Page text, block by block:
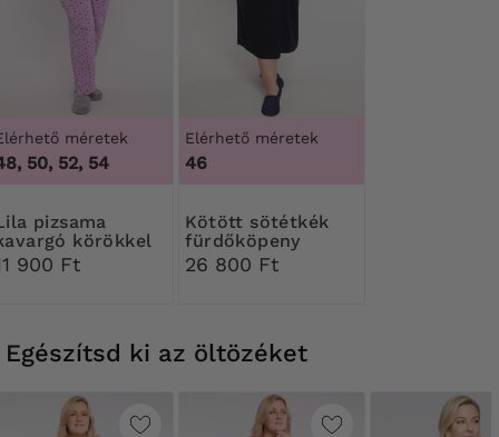
méretek
50, 52, 54
körökkel
900 Ft
Elérhető méretek
46
Kötött sötétkék
fürdőköpeny
26 800 Ft
Egészítsd ki az öltözéket